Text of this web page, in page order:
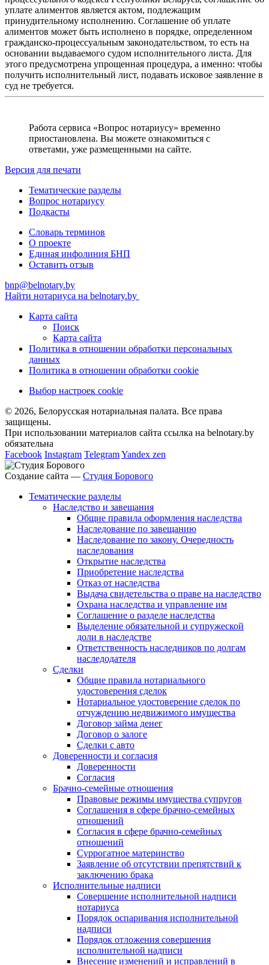
уплате алиментов является актом, подлежащим
принудительному исполнению. Соглашение об уплате
алиментов может быть исполнено в порядке, определенном
гражданско-процессуальным законодательством, то есть на
основании выдаваемого судом исполнительного листа. Для
этого предусмотрена упрощенная процедура, а именно: чтобы
получить исполнительный лист, подавать исковое заявление в
суд не требуется.
Работа сервиса «Вопрос нотариусу» временно
приостановлена. Вы можете ознакомиться с
ответами, уже размещенными на сайте.
Версия для печати
Тематические разделы
Вопрос нотариусу
Подкасты
Словарь терминов
О проекте
Единая инфолиния БНП
Оставить отзыв
bnp@belnotary.by
Найти нотариуса на belnotary.by
Карта сайта
Поиск
Карта сайта
Политика в отношении обработки персональных
данных
Политика в отношении обработки cookie
Выбор настроек cookie
© 2026, Белорусская нотариальная палата. Все права
защищены.
При использовании материалов сайта ссылка на belnotary.by
обязательна
Facebook Instagram TelegramYandex zen
Создание сайта — Студия Борового
Тематические разделы
Наследство и завещания
Общие правила оформления наследства
Наследование по завещанию
Наследование по закону. Очередность
наследования
Открытие наследства
Приобретение наследства
Отказ от наследства
Выдача свидетельства о праве на наследство
Охрана наследства и управление им
Соглашение о разделе наследства
Выделение обязательной и супружеской
доли в наследстве
Ответственность наследников по долгам
наследодателя
Сделки
Общие правила нотариального
удостоверения сделок
Нотариальное удостоверение сделок по
отчуждению недвижимого имущества
Договор займа денег
Договор о залоге
Сделки с авто
Доверенности и согласия
Доверенности
Согласия
Брачно-семейные отношения
Правовые режимы имущества супругов
Соглашения в сфере брачно-семейных
отношений
Согласия в сфере брачно-семейных
отношений
Суррогатное материнство
Заявление об отсутствии препятствий к
заключению брака
Исполнительные надписи
Совершение исполнительной надписи
нотариуса
Порядок оспаривания исполнительной
надписи
Порядок отложения совершения
исполнительной надписи
Внесение изменений и исправлений в